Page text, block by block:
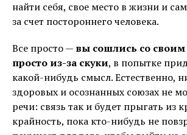
найти себя, свое место в жизни и
за счет постороннего человека.
Все просто — вы сошлись со
просто из-за скуки, в попытке
какой-нибудь смысл. Естественно,
здоровых и осознанных союзах не
речи: связь так и будет прыгать из
крайность, пока кто-нибудь не